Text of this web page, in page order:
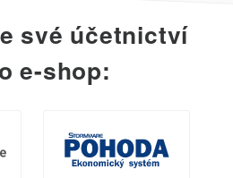
své účetnictví
e-shop: